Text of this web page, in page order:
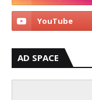
AD SPACE